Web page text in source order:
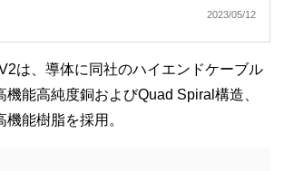
2023/05/12
は、導体に同社のハイエンドケーブル
機能高純度銅およびQuad Spiral構造、
能樹脂を採用。